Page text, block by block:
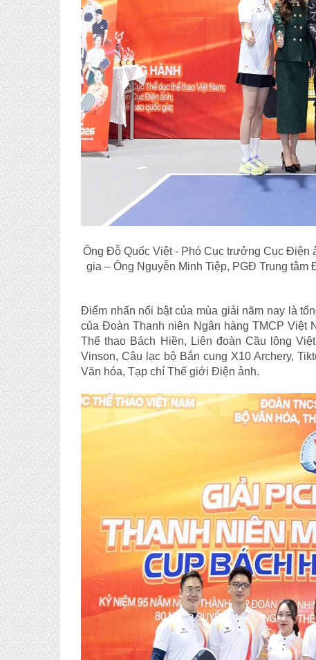
Ông Đỗ Quốc Việt - Phó Cục trưởng Cục Điện
gia – Ông Nguyễn Minh Tiệp, PGĐ Trung
Điểm nhấn nổi bật của mùa giải năm nay là
của Đoàn Thanh niên Ngân hàng TMCP Việt
Thể thao Bách Hiền, Liên đoàn Cầu lông
Vinson, Câu lạc bộ Bắn cung X10 Archery,
Văn hóa, Tạp chí Thế giới Điện ảnh.